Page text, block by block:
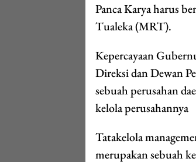
Panca Karya harus
Tualeka (MRT).
Kepercayaan
Direksi dan Dewan
sebuah perusahan
kelola perusahannya
Tatakelola
merupakan sebuah